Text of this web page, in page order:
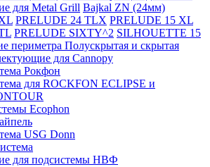
для Metal Grill Bajkal ZN (24мм)
PRELUDE 24 TLX PRELUDE 15 XL
PRELUDE SIXTY^2 SILHOUETTE 15
периметра Полускрытая и скрытая
для Cannopy
Рокфон
для ROCKFON ECLIPSE и
Ecophon
USG Donn
для подсистемы НВФ